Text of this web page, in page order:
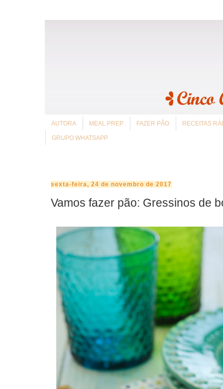
AUTORA MEAL PREP FAZER PÃO RECEITAS
GRUPO WHATSAPP
sexta-feira, 24 de novembro de 2017
Vamos fazer pão: Gressinos de
COMPRAR LIVRO